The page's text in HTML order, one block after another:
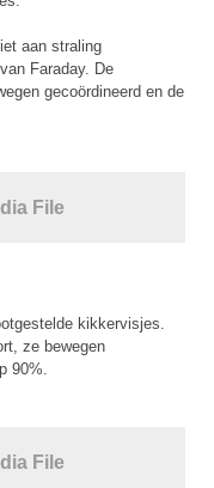
aan straling
Faraday. De
gecoördineerd en de
File
kikkervisjes.
ze bewegen
90%.
File